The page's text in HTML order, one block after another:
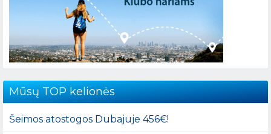
Mūsų TOP kelionės
Šeimos atostogos Dubajuje 456€!